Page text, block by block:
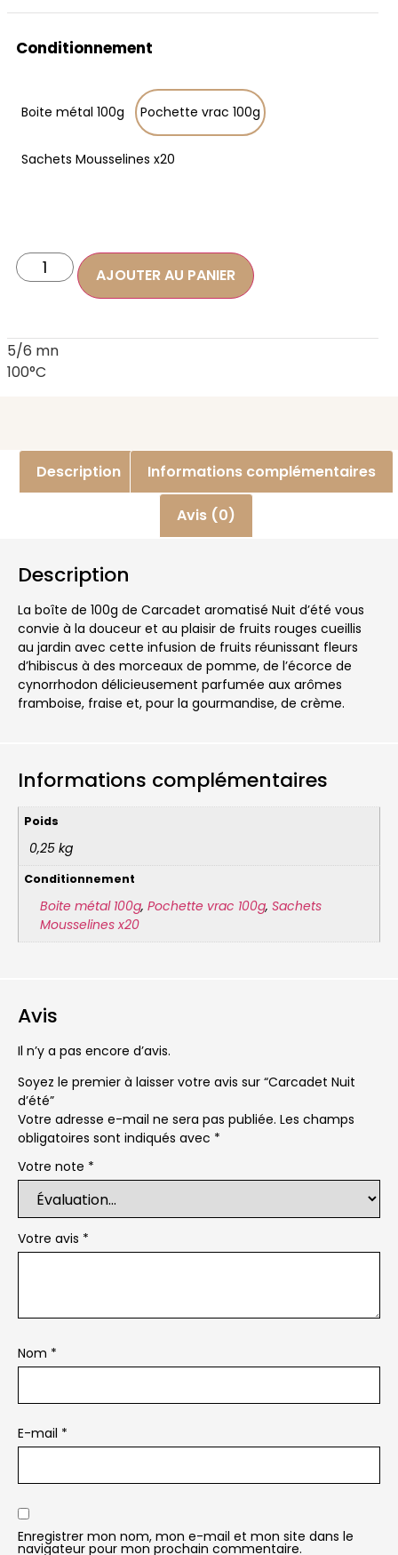
Conditionnement
Boite métal 100g Pochette vrac 100g
Sachets Mousselines x20
AJOUTER AU PANIER
5/6 mn
100°C
Description Informations complémentaires
Avis (0)
Description
La boîte de 100g de Carcadet aromatisé Nuit d’été vous
convie à la douceur et au plaisir de fruits rouges cueillis
au jardin avec cette infusion de fruits réunissant fleurs
d’hibiscus à des morceaux de pomme, de l’écorce de
cynorrhodon délicieusement parfumée aux arômes
framboise, fraise et, pour la gourmandise, de crème.
Informations complémentaires
Poids
0,25 kg
Conditionnement
Boite métal 100g, Pochette vrac 100g, Sachets
Mousselines x20
Avis
Il n’y a pas encore d’avis.
Soyez le premier à laisser votre avis sur “Carcadet Nuit
d’été”
Votre adresse e-mail ne sera pas publiée. Les champs
obligatoires sont indiqués avec *
Votre note *
Votre avis *
Nom *
E-mail *
Enregistrer mon nom, mon e-mail et mon site dans le
navigateur pour mon prochain commentaire.